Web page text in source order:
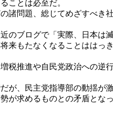
ことは必至だ。
問題、総じてめざすべき
ブログで「実際、日本は
もたなくなることははっ
推進や自民党政治への逆
、民主党指導部の動揺が
求めるものとの矛盾とな